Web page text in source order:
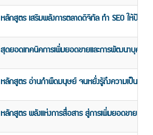
หลักสูตร เสริมพลังการตลาดดิจิทัล ทำ SEO ให้ปัง
สุดยอดเทคนิคการเพิ่มยอดขายและการพัฒนาบุคลิ
หลักสูตร อ่านกำพืดมนุษย์ จนหยั่งรู้ถึงความเป็นค
หลักสูตร พลังแห่งการสื่อสาร สู่การเพิ่มยอดขายทะลุ